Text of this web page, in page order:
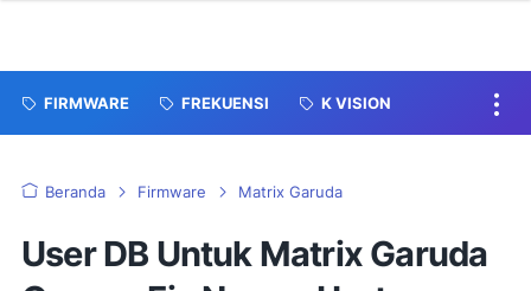
FIRMWARE FREKUENSI K VISION
Beranda Firmware Matrix Garuda
User DB Untuk Matrix Garuda